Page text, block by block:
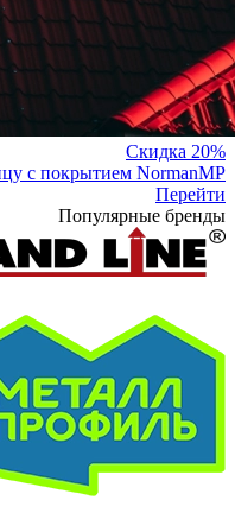
Скидка 20%
с покрытием NormanMP
Перейти
Популярные бренды